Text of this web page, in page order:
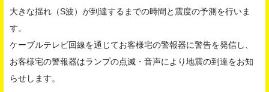
大きな揺れ（S波）が到達するまでの時間と震度の予測を行いま
す。
ケーブルテレビ回線を通じてお客様宅の警報器に警告を発信し、
お客様宅の警報器はランプの点滅・音声により地震の到達をお知
らせします。